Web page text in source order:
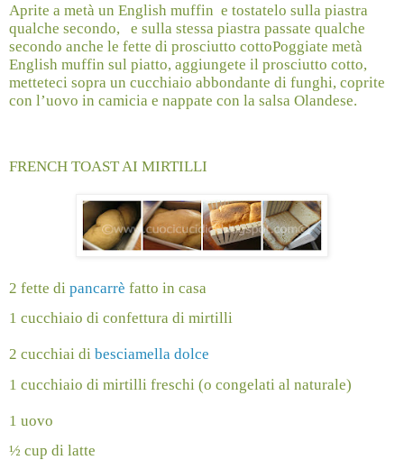
Aprite a metà un English muffin e tostatelo sulla piastra
qualche secondo,
e sulla stessa piastra passate qualche
secondo anche le fette di prosciutto cottoPoggiate metà
English muffin sul piatto, aggiungete il prosciutto cotto,
metteteci sopra un cucchiaio abbondante di funghi, coprite
con l’uovo in camicia e nappate con la salsa Olandese.
FRENCH TOAST AI MIRTILLI
2 fette di pancarrè fatto in casa
1 cucchiaio di confettura di mirtilli
2 cucchiai di besciamella dolce
1 cucchiaio di mirtilli freschi (o congelati al naturale)
1 uovo
½ cup di latte